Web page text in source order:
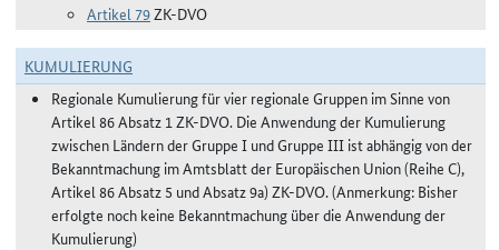
Artikel 79ZK-DVO
KUMULIERUNG
Regionale Kumulierung für vier regionale Gruppen im Sinne von
Artikel 86 Absatz 1 ZK-DVO. Die Anwendung der Kumulierung
zwischen Ländern der Gruppe I und Gruppe III ist abhängig von der
Bekanntmachung im Amtsblatt der Europäischen Union (Reihe C),
Artikel 86 Absatz 5 und Absatz 9a) ZK-DVO. (Anmerkung: Bisher
erfolgte noch keine Bekanntmachung über die Anwendung der
Kumulierung)